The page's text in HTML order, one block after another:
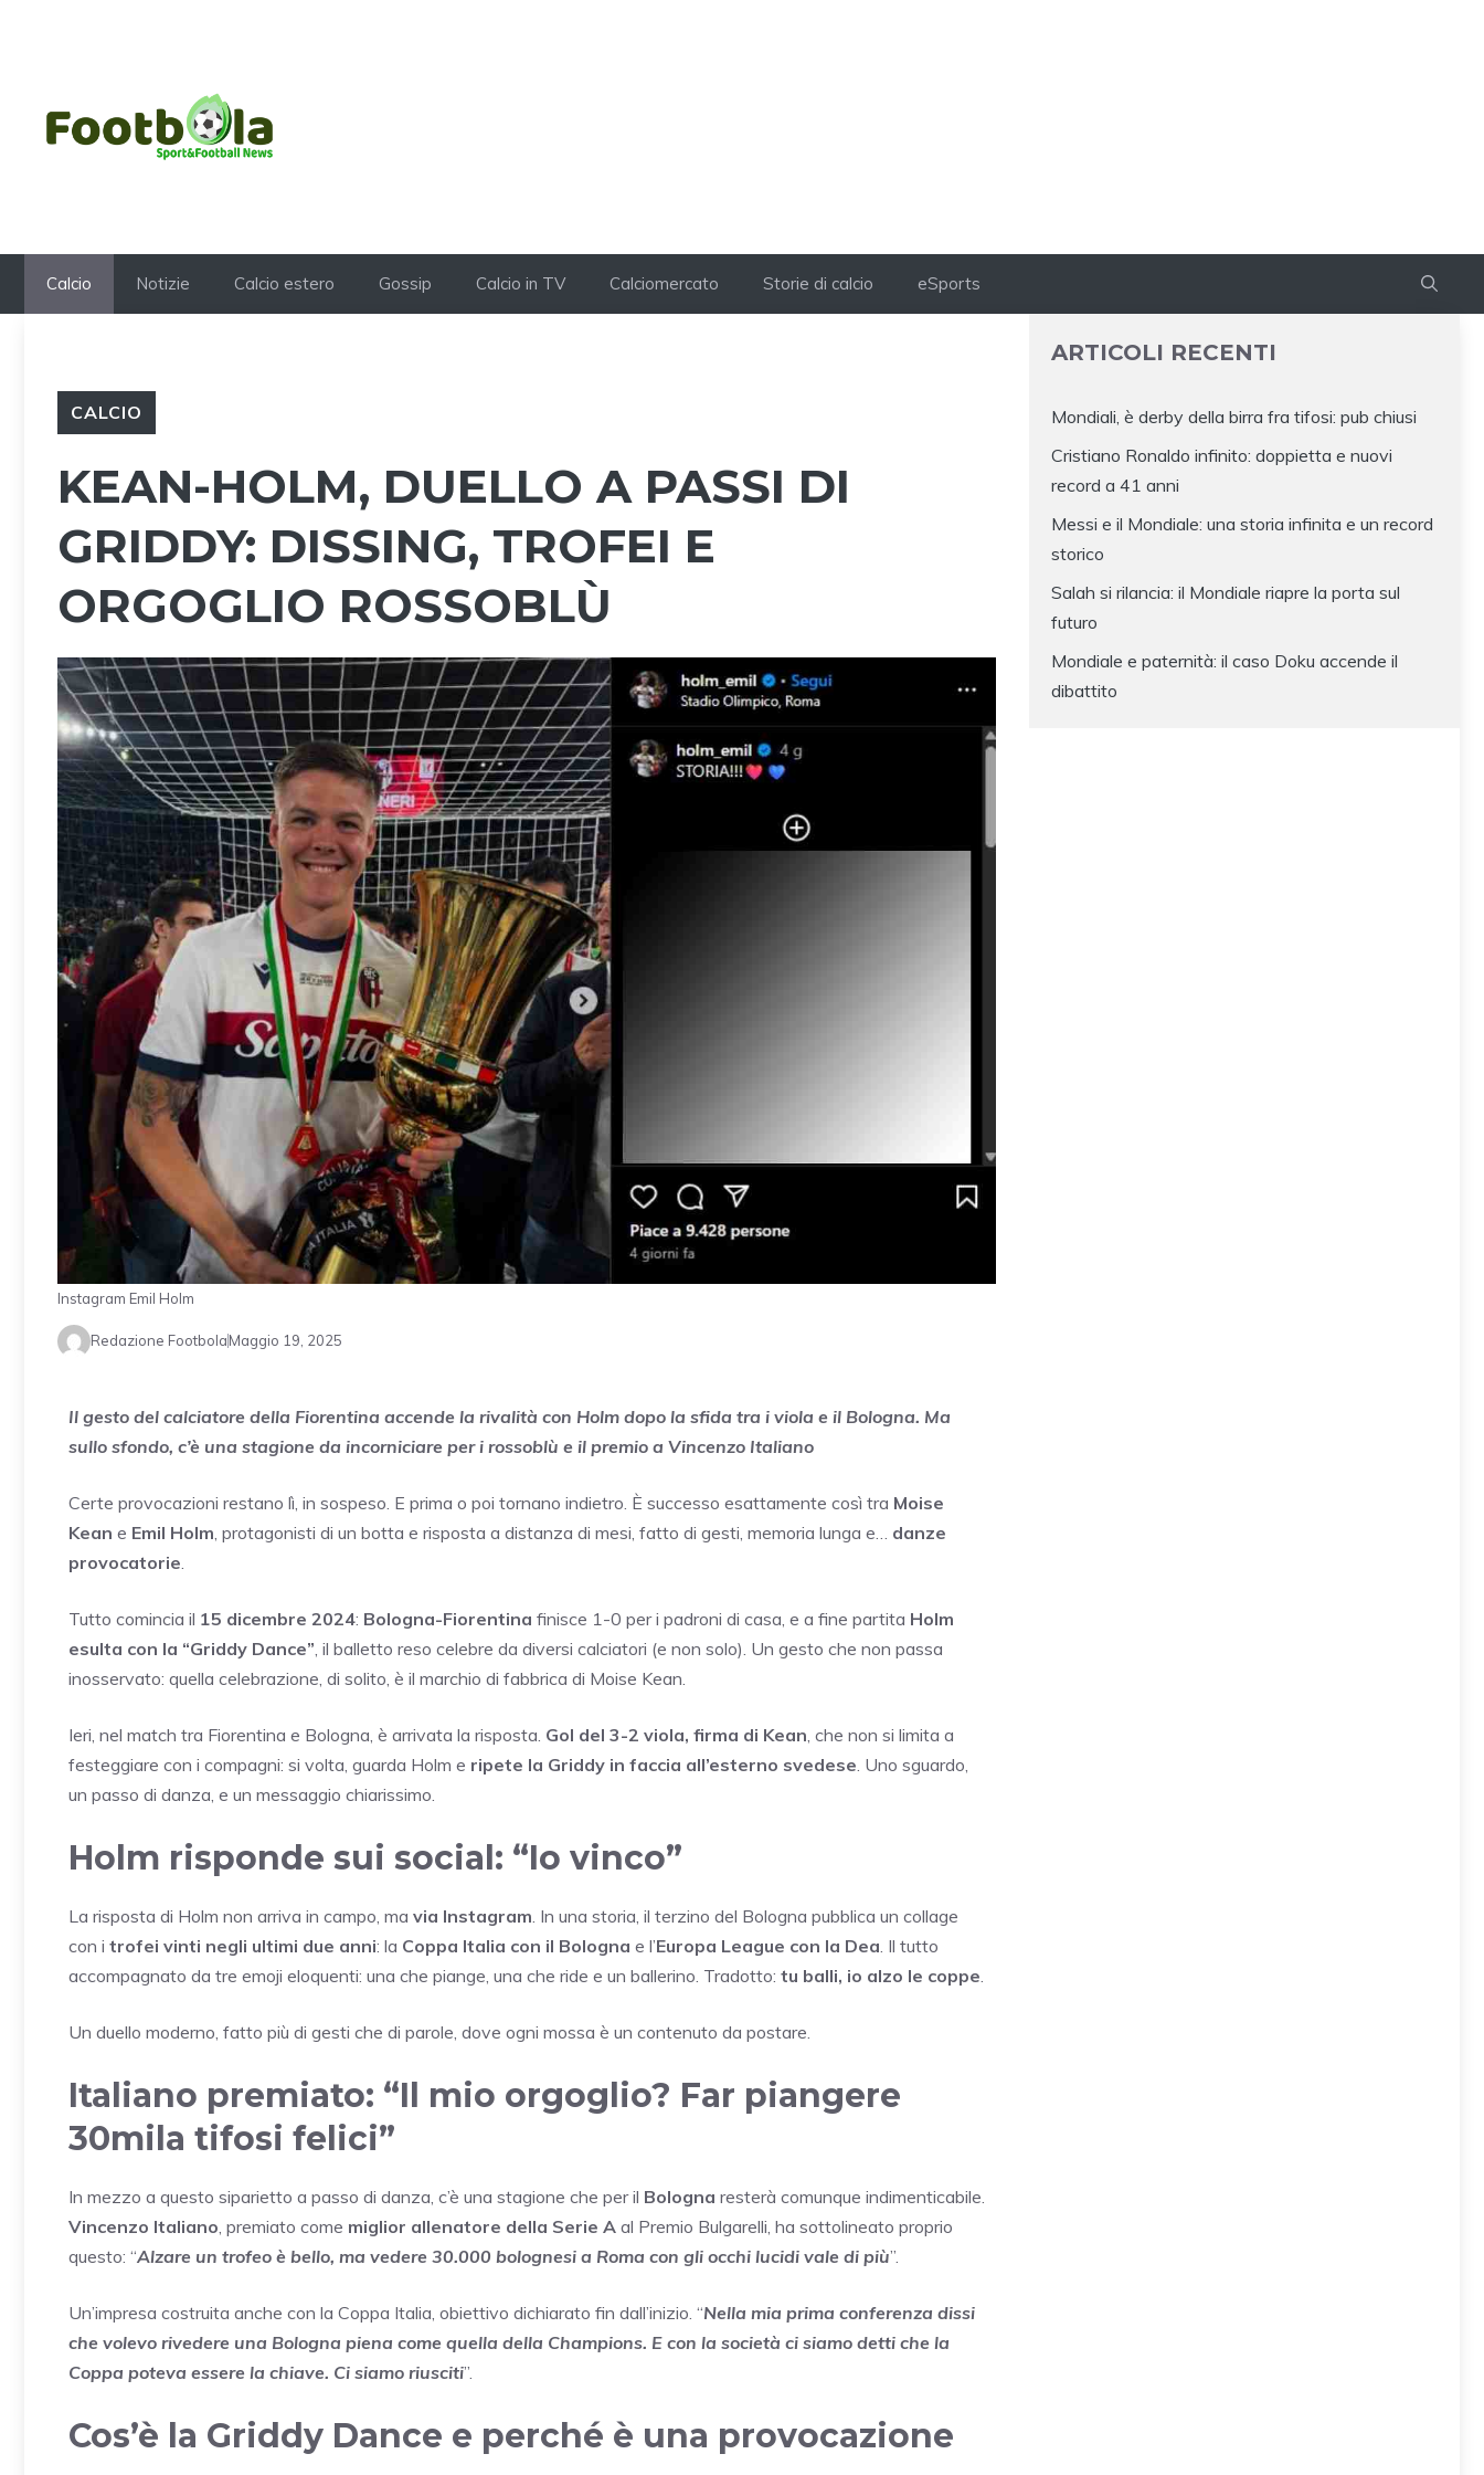
Calcio Notizie Calcio estero Gossip Calcio in TV Calciomercato Storie di calcio eSports
CALCIO
KEAN-HOLM, DUELLO A PASSI DI
GRIDDY: DISSING, TROFEI E
ORGOGLIO ROSSOBLÙ
Instagram Emil Holm
Redazione FootbolaMaggio 19, 2025
Il gesto del calciatore della Fiorentina accende la rivalità con Holm dopo la sfida tra i viola e il Bologna. Ma
sullo sfondo, c’è una stagione da incorniciare per i rossoblù e il premio a Vincenzo Italiano
Certe provocazioni restano lì, in sospeso. E prima o poi tornano indietro. È successo esattamente così tra Moise
Kean e Emil Holm , protagonisti di un botta e risposta a distanza di mesi, fatto di gesti, memoria lunga e… danze
provocatorie
Tutto comincia il 15 dicembre 2024: Bologna-Fiorentina finisce 1-0 per i padroni di casa, e a fine partita Holm
esulta con la “Griddy Dance” , il balletto reso celebre da diversi calciatori (e non solo). Un gesto che non passa
inosservato: quella celebrazione, di solito, è il marchio di fabbrica di Moise Kean.
Ieri, nel match tra Fiorentina e Bologna, è arrivata la risposta. Gol del 3-2 viola, firma di Kean , che non si limita a
festeggiare con i compagni: si volta, guarda Holm e ripete la Griddy in faccia all’esterno svedese . Uno sguardo,
un passo di danza, e un messaggio chiarissimo.
Holm risponde sui social: “Io vinco”
La risposta di Holm non arriva in campo, ma via Instagram . In una storia, il terzino del Bologna pubblica un collage
con i trofei vinti negli ultimi due anni: la Coppa Italia con il Bologna e l’Europa League con la Dea . Il tutto
accompagnato da tre emoji eloquenti: una che piange, una che ride e un ballerino. Tradotto: tu balli, io alzo le coppe
Un duello moderno, fatto più di gesti che di parole, dove ogni mossa è un contenuto da postare.
Italiano premiato: “Il mio orgoglio? Far piangere
30mila tifosi felici”
In mezzo a questo siparietto a passo di danza, c’è una stagione che per il Bologna resterà comunque indimenticabile.
Vincenzo Italiano , premiato come miglior allenatore della Serie A al Premio Bulgarelli, ha sottolineato proprio
questo: “Alzare un trofeo è bello, ma vedere 30.000 bolognesi a Roma con gli occhi lucidi vale di più”.
Un’impresa costruita anche con la Coppa Italia, obiettivo dichiarato fin dall’inizio. “Nella mia prima conferenza dissi
che volevo rivedere una Bologna piena come quella della Champions. E con la società ci siamo detti che la
Coppa poteva essere la chiave. Ci siamo riusciti”.
Cos’è la Griddy Dance e perché è una provocazione
ARTICOLI RECENTI
Mondiali, è derby della birra fra tifosi: pub chiusi
Cristiano Ronaldo infinito: doppietta e nuovi
record a 41 anni
Messi e il Mondiale: una storia infinita e un record
storico
Salah si rilancia: il Mondiale riapre la porta sul
futuro
Mondiale e paternità: il caso Doku accende il
dibattito